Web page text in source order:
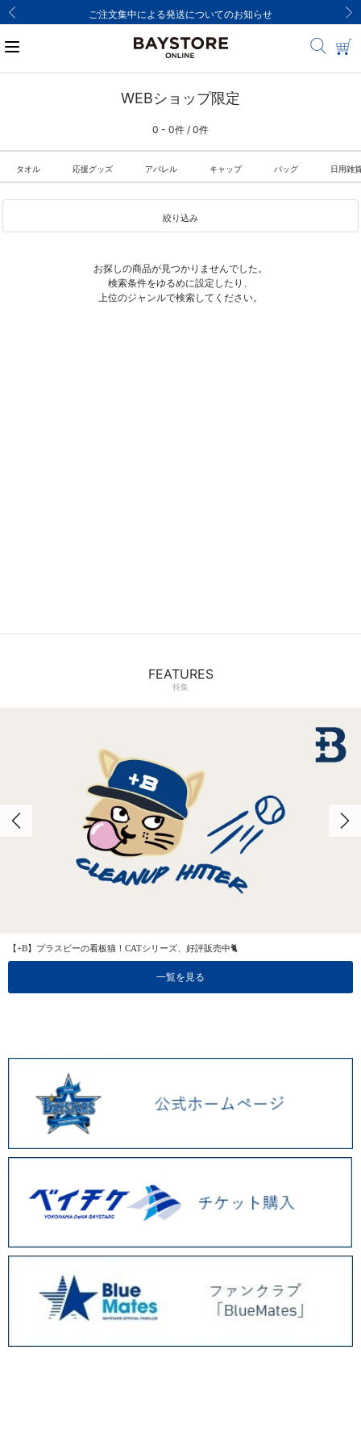
ご注文集中による発送についてのお知らせ
WEBショップ限定
0 - 0件 / 0件
タオル 応援グッズ アパレル キャップ バッグ 日用雑
絞り込み
お探しの商品が見つかりませんでした。
検索条件をゆるめに設定したり、
上位のジャンルで検索してください。
FEATURES
特集
【+B】プラスビーの看板猫！CATシリーズ、好評販売中🐈
一覧を見る